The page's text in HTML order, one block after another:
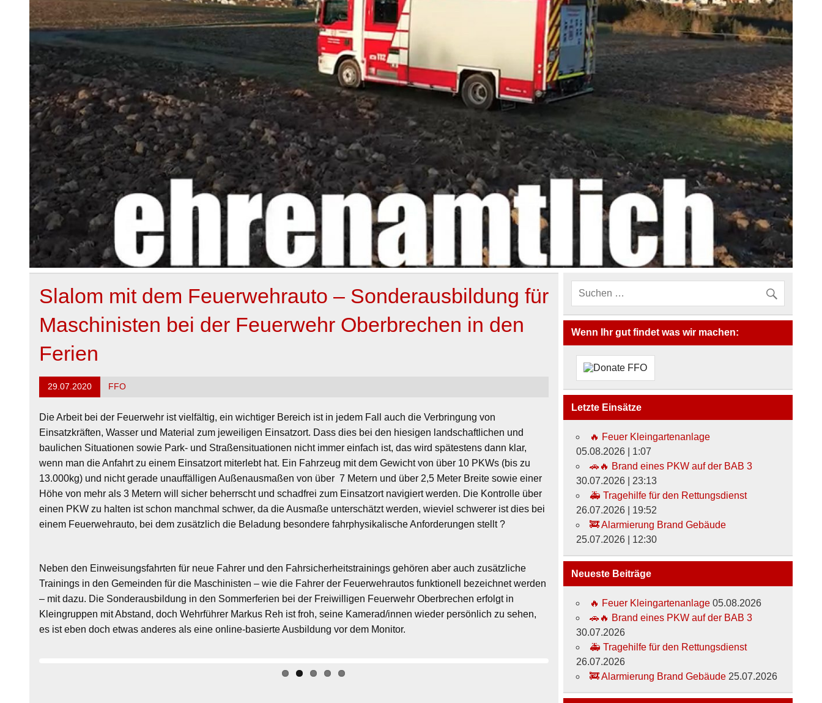
Slalom mit dem Feuerwehrauto – Sonderausbildung für
Maschinisten bei der Feuerwehr Oberbrechen in den
Ferien
29.07.2020 FFO
Die Arbeit bei der Feuerwehr ist vielfältig, ein wichtiger Bereich ist in jedem Fall auch die Verbringung von
Einsatzkräften, Wasser und Material zum jeweiligen Einsatzort. Dass dies bei den hiesigen landschaftlichen und
baulichen Situationen sowie Park- und Straßensituationen nicht immer einfach ist, das wird spätestens dann klar,
wenn man die Anfahrt zu einem Einsatzort miterlebt hat. Ein Fahrzeug mit dem Gewicht von über 10 PKWs (bis zu
13.000kg) und nicht gerade unauffälligen Außenausmaßen von über 7 Metern und über 2,5 Meter Breite sowie einer
Höhe von mehr als 3 Metern will sicher beherrscht und schadfrei zum Einsatzort navigiert werden. Die Kontrolle über
einen PKW zu halten ist schon manchmal schwer, da die Ausmaße unterschätzt werden, wieviel schwerer ist dies bei
einem Feuerwehrauto, bei dem zusätzlich die Beladung besondere fahrphysikalische Anforderungen stellt ?
Neben den Einweisungsfahrten für neue Fahrer und den Fahrsicherheitstrainings gehören aber auch zusätzliche
Trainings in den Gemeinden für die Maschinisten – wie die Fahrer der Feuerwehrautos funktionell bezeichnet werden
– mit dazu. Die Sonderausbildung in den Sommerferien bei der Freiwilligen Feuerwehr Oberbrechen erfolgt in
Kleingruppen mit Abstand, doch Wehrführer Markus Reh ist froh, seine Kamerad/innen wieder persönlich zu sehen,
es ist eben doch etwas anderes als eine online-basierte Ausbildung vor dem Monitor.
Wenn Ihr gut findet was wir machen:
Letzte Einsätze
🔥 Feuer Kleingartenanlage
05.08.2026
1:07
🚗🔥 Brand eines PKW auf der BAB 3
30.07.2026
23:13
🚑 Tragehilfe für den Rettungsdienst
26.07.2026
19:52
🚒 Alarmierung Brand Gebäude
25.07.2026
12:30
Neueste Beiträge
🔥 Feuer Kleingartenanlage 05.08.2026
🚗🔥 Brand eines PKW auf der BAB 3
30.07.2026
🚑 Tragehilfe für den Rettungsdienst
26.07.2026
🚒 Alarmierung Brand Gebäude 25.07.2026